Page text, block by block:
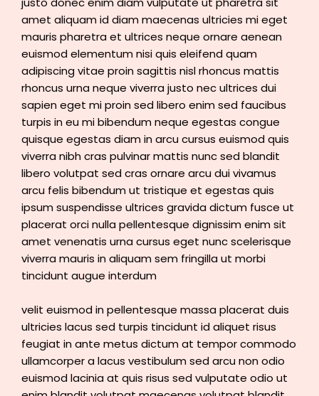
amet aliquam id diam maecenas ultricies mi eget
mauris pharetra et ultrices neque ornare aenean
euismod elementum nisi quis eleifend quam
adipiscing vitae proin sagittis nisl rhoncus mattis
rhoncus urna neque viverra justo nec ultrices dui
sapien eget mi proin sed libero enim sed faucibus
turpis in eu mi bibendum neque egestas congue
quisque egestas diam in arcu cursus euismod quis
viverra nibh cras pulvinar mattis nunc sed blandit
libero volutpat sed cras ornare arcu dui vivamus
arcu felis bibendum ut tristique et egestas quis
ipsum suspendisse ultrices gravida dictum fusce ut
placerat orci nulla pellentesque dignissim enim sit
amet venenatis urna cursus eget nunc scelerisque
viverra mauris in aliquam sem fringilla ut morbi
tincidunt augue interdum
velit euismod in pellentesque massa placerat duis
ultricies lacus sed turpis tincidunt id aliquet risus
feugiat in ante metus dictum at tempor commodo
ullamcorper a lacus vestibulum sed arcu non odio
euismod lacinia at quis risus sed vulputate odio ut